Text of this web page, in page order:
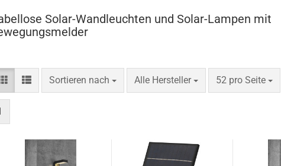
Solar-Wandleuchten und Solar-Lampen mit
Sortieren nach
Sortieren nach Alle Hersteller
pro Seite 52 pro Seite
pro Seite